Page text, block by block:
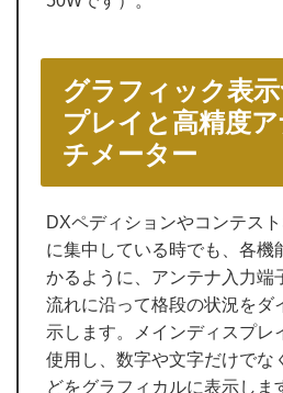
グラフィック表
プレイと高精度
チメーター
DXペディションやコンテス
に集中している時でも、各機
かるように、アンテナ入力端
流れに沿って格段の状況をダ
示します。メインディスプレ
使用し、数字や文字だけでな
どをグラフィカルに表示しま